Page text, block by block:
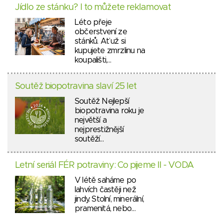
Jídlo ze stánku? I to můžete reklamovat
Léto přeje
občerstvení ze
stánků. Ať už si
kupujete zmrzlinu na
koupališti,…
Soutěž biopotravina slaví 25 let
Soutěž Nejlepší
biopotravina roku je
největší a
nejprestižnější
soutěží…
Letní seriál FÉR potraviny: Co pijeme II - VODA
V létě saháme po
lahvích častěji než
jindy. Stolní, minerální,
pramenitá, nebo…